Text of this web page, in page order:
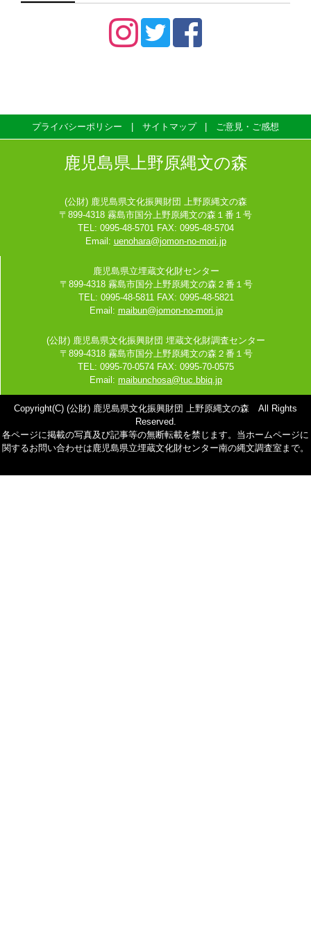
プライバシーポリシー サイトマップ ご意見・ご感想
鹿児島県上野原縄文の森
(公財) 鹿児島県文化振興財団 上野原縄文の森
〒899-4318 霧島市国分上野原縄文の森１番１号
TEL: 0995-48-5701 FAX: 0995-48-5704
Email: uenohara@jomon-no-mori.jp
鹿児島県立埋蔵文化財センター
〒899-4318 霧島市国分上野原縄文の森２番１号
TEL: 0995-48-5811 FAX: 0995-48-5821
Email: maibun@jomon-no-mori.jp
(公財) 鹿児島県文化振興財団 埋蔵文化財調査センター
〒899-4318 霧島市国分上野原縄文の森２番１号
TEL: 0995-70-0574 FAX: 0995-70-0575
Email: maibunchosa@tuc.bbiq.jp
Copyright(C) (公財) 鹿児島県文化振興財団 上野原縄文の森 All Rights
Reserved.
各ページに掲載の写真及び記事等の無断転載を禁じます。当ホームページに
関するお問い合わせは鹿児島県立埋蔵文化財センター南の縄文調査室まで。